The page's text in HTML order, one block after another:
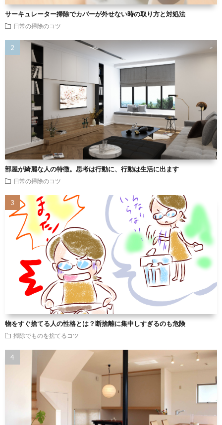
サーキュレーター掃除でカバーが外せない時の取り方と対処法
日常の掃除のコツ
部屋が綺麗な人の特徴。思考は行動に、行動は生活に出ます
日常の掃除のコツ
物をすぐ捨てる人の性格とは？断捨離に集中しすぎるのも危険
掃除でものを捨てるコツ